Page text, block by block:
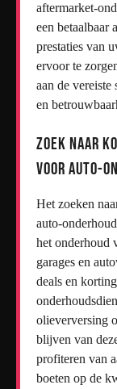
aftermarket-
een betaalbaar
prestaties van
ervoor te
aan de
en
Zoek naar
voor auto-
Het zoeken
auto-
het onderhoud
garages en
deals en
olieverversing
blijven van
profiteren van
boeten op de